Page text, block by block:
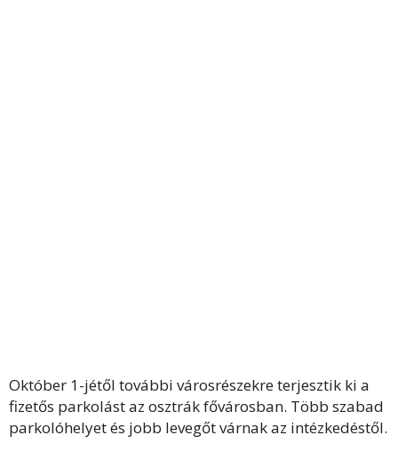
Október 1-jétől további városrészekre terjesztik ki a
fizetős parkolást az osztrák fővárosban. Több szabad
parkolóhelyet és jobb levegőt várnak az intézkedéstől.